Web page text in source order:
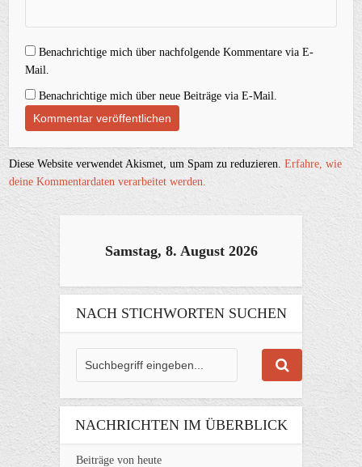
Benachrichtige mich über nachfolgende Kommentare via E-
Mail.
Benachrichtige mich über neue Beiträge via E-Mail.
Diese Website verwendet Akismet, um Spam zu reduzieren.Erfahre, wie
deine Kommentardaten verarbeitet werden.
Samstag, 8. August 2026
NACH STICHWORTEN SUCHEN
NACHRICHTEN IM ÜBERBLICK
Beiträge von heute